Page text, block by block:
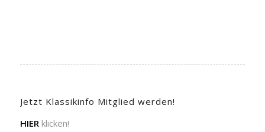
Jetzt Klassikinfo Mitglied werden!
HIER klicken!